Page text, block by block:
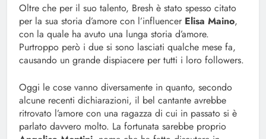
Oltre che per il suo talento, Bresh è stato spesso citato
per la sua storia d’amore con l’influencer Elisa Maino,
con la quale ha avuto una lunga storia d’amore.
Purtroppo però i due si sono lasciati qualche mese fa,
causando un grande dispiacere per tutti i loro followers.
Oggi le cose vanno diversamente in quanto, secondo
alcune recenti dichiarazioni, il bel cantante avrebbe
ritrovato l’amore con una ragazza di cui in passato si è
parlato davvero molto. La fortunata sarebbe proprio